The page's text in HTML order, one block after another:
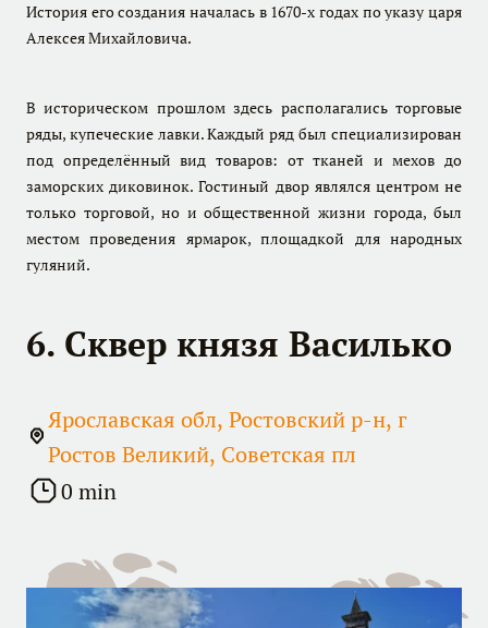
История его создания началась в 1670-х годах по указу царя
Алексея Михайловича.
В историческом прошлом здесь располагались торговые
ряды, купеческие лавки. Каждый ряд был специализирован
под определённый вид товаров: от тканей и мехов до
заморских диковинок. Гостиный двор являлся центром не
только торговой, но и общественной жизни города, был
местом проведения ярмарок, площадкой для народных
гуляний.
6. Сквер князя Василько
Ярославская обл, Ростовский р-н, г
Ростов Великий, Советская пл
0 min